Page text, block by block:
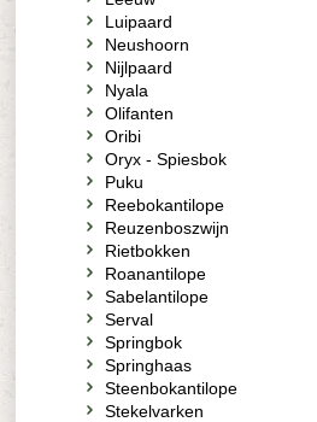
Luipaard
Neushoorn
Nijlpaard
Nyala
Olifanten
Oribi
Oryx - Spiesbok
Puku
Reebokantilope
Reuzenboszwijn
Rietbokken
Roanantilope
Sabelantilope
Serval
Springbok
Springhaas
Steenbokantilope
Stekelvarken